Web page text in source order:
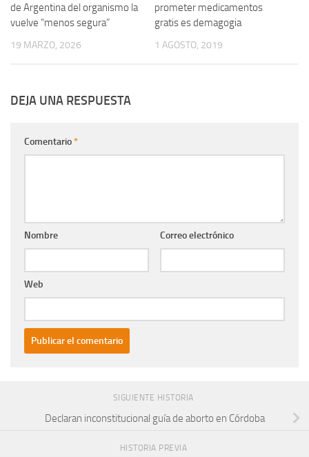
de Argentina del organismo la
vuelve “menos segura”
19 MARZO, 2026
prometer medicamentos
gratis es demagogia
1 AGOSTO, 2019
DEJA UNA RESPUESTA
Comentario*
Nombre Correo electrónico
Web
SIGUIENTE HISTORIA
Declaran inconstitucional guía de aborto en Córdoba
HISTORIA PREVIA